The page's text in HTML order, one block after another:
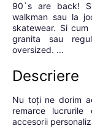
90`s are back!
walkman sau la
skatewear. Si
granita sau
oversized. ...
Descriere
Nu toți ne dorim
remarce
accesorii